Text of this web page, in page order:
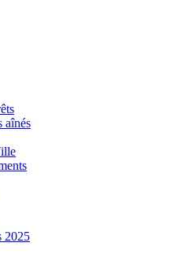
aînés
2025